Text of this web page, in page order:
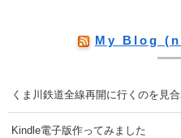
My Blog
くま川鉄道全線再開に行くのを見
Kindle電子版作ってみました